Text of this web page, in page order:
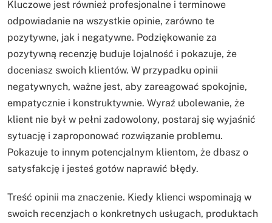
Kluczowe jest również profesjonalne i terminowe
odpowiadanie na wszystkie opinie, zarówno te
pozytywne, jak i negatywne. Podziękowanie za
pozytywną recenzję buduje lojalność i pokazuje, że
doceniasz swoich klientów. W przypadku opinii
negatywnych, ważne jest, aby zareagować spokojnie,
empatycznie i konstruktywnie. Wyraź ubolewanie, że
klient nie był w pełni zadowolony, postaraj się wyjaśnić
sytuację i zaproponować rozwiązanie problemu.
Pokazuje to innym potencjalnym klientom, że dbasz o
satysfakcję i jesteś gotów naprawić błędy.
Treść opinii ma znaczenie. Kiedy klienci wspominają w
swoich recenzjach o konkretnych usługach, produktach